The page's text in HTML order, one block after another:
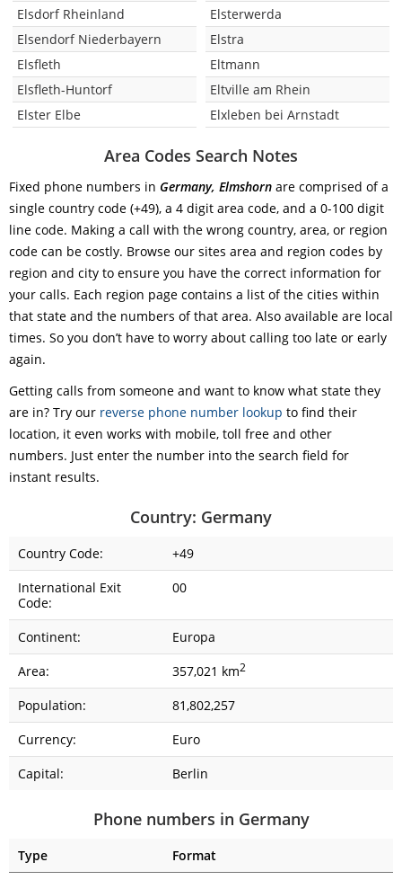
Elsdorf Rheinland
Elsendorf Niederbayern
Elsfleth
Elsfleth-Huntorf
Elster Elbe
Elsterwerda
Elstra
Eltmann
Eltville am Rhein
Elxleben bei Arnstadt
Area Codes Search Notes
Fixed phone numbers in Germany, Elmshorn are comprised of a
single country code (+49), a 4 digit area code, and a 0-100 digit
line code. Making a call with the wrong country, area, or region
code can be costly. Browse our sites area and region codes by
region and city to ensure you have the correct information for
your calls. Each region page contains a list of the cities within
that state and the numbers of that area. Also available are local
times. So you don’t have to worry about calling too late or early
again.
Getting calls from someone and want to know what state they
are in? Try our reverse phone number lookup to find their
location, it even works with mobile, toll free and other
numbers. Just enter the number into the search field for
instant results.
Country: Germany
Country Code:
+49
International Exit
Code:
00
Continent:
Europa
Area:
357,021 km2
Population:
81,802,257
Currency:
Euro
Capital:
Berlin
Phone numbers in Germany
Type
Format